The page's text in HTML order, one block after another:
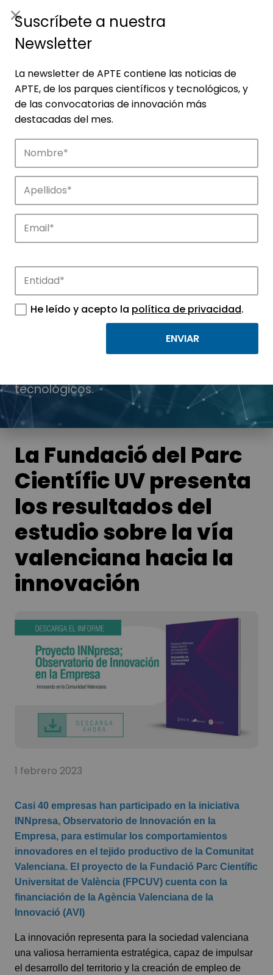
Noticias
Conoce las noticias más destacadas de
tecnológicos.
La Fundació del Parc
Científic UV presenta
los resultados del
estudio sobre la vía
valenciana hacia la
innovación
1 febrero 2023
Casi 40 empresas han participado en la iniciativa
INNpresa, Observatorio de Innovación en la
Empresa, para estimular los comportamientos
innovadores en el tejido productivo de la Comunitat
Valenciana. El proyecto de la Fundació Parc Científic
Universitat de València (FPCUV) cuenta con la
financiación de la Agència Valenciana de la
Innovació (AVI)
La innovación representa para la sociedad valenciana
una valiosa herramienta estratégica, capaz de impulsar
el desarrollo del territorio y la creación de empleo de
Suscríbete a nuestra
Newsletter
La newsletter de APTE contiene las noticias de
APTE, de los parques científicos y tecnológicos, y
de las convocatorias de innovación más
destacadas del mes.
He leído y acepto la política de privacidad.